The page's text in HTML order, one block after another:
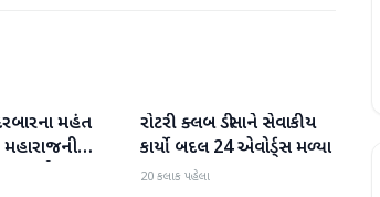
મહંત
જામીન પર
બનાસકાંઠા
રોટરી ક્લબ ડીસાને સેવાકીય
કાર્યો બદલ 24 એવોર્ડ્સ મળ્યા
20 કલાક પહેલા